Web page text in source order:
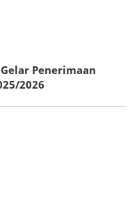
Penerimaan
2026